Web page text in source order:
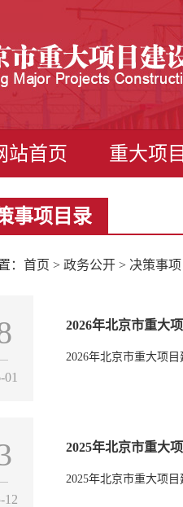
站首页 重大项
事项目录
： 首页 > 政务公开 > 决策事
01
2026年北京市重大
2026年北京市重大项
12
2025年北京市重大
2025年北京市重大项